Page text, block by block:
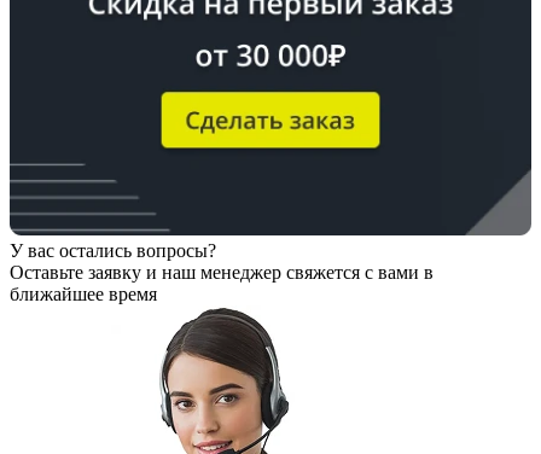
У вас остались вопросы?
Оставьте заявку и наш менеджер свяжется с вами в
ближайшее время